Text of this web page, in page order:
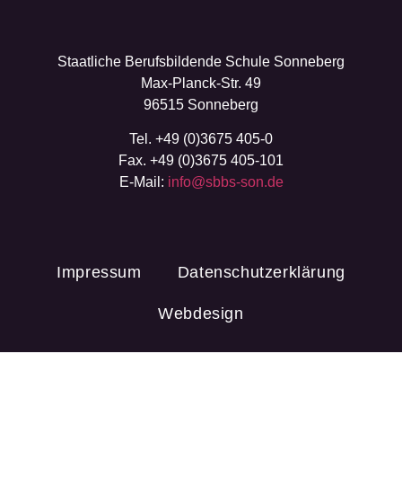
Staatliche Berufsbildende Schule Sonneberg
Max-Planck-Str. 49
96515 Sonneberg
Tel. +49 (0)3675 405-0
Fax. +49 (0)3675 405-101
E-Mail: info@sbbs-son.de
Impressum Datenschutzerklärung
Webdesign